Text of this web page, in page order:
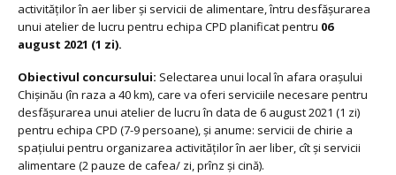
activităților în aer liber și servicii de alimentare, întru desfășurarea
unui atelier de lucru pentru echipa CPD planificat pentru 06
august 2021 (1 zi).
Obiectivul concursului: Selectarea unui local în afara orașului
Chişinău (în raza a 40 km), care va oferi serviciile necesare pentru
desfășurarea unui atelier de lucru în data de 6 august 2021 (1 zi)
pentru echipa CPD (7-9 persoane), și anume: servicii de chirie a
spațiului pentru organizarea activităților în aer liber, cît și servicii
alimentare (2 pauze de cafea/ zi, prînz și cină).